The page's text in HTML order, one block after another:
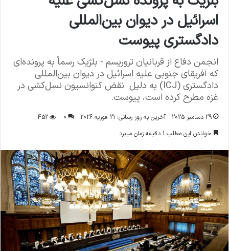
اسرائیل در دیوان بین‌المللی
دادگستری پیوست
انجمن دفاع از قربانیان تروریسم - بلژیک رسماً به پرونده‌ای
که آفریقای جنوبی علیه اسرائیل در دیوان بین‌المللی
دادگستری (ICJ) به دلیل نقض کنوانسیون نسل‌کشی در
غزه مطرح کرده است، پیوست.
29 دسامبر 2025 آخرین به روز رسانی: 21 فوریه 2026 0
452
خواندن این مطلب 1 دقیقه زمان میبرد